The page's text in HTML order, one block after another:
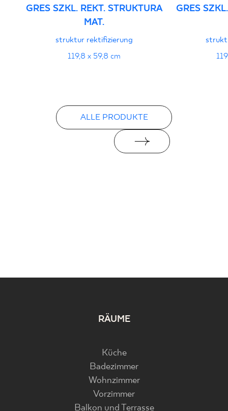
GRES SZKL. REKT. STRUKTURA
MAT.
struktur rektifizierung
119,8 x 59,8 cm
GRES
ALLE PRODUKTE
RÄUME
Küche
Badezimmer
Wohnzimmer
Vorzimmer
Balkon und Terrasse